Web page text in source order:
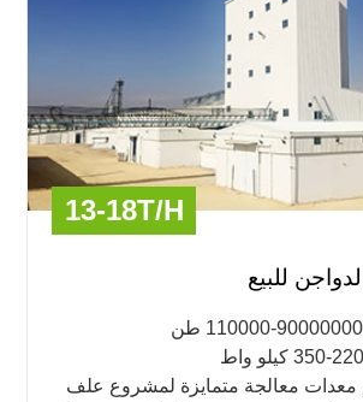
13-18T/H
للبيع
معدات معالجة متمايزة لمشروع علف